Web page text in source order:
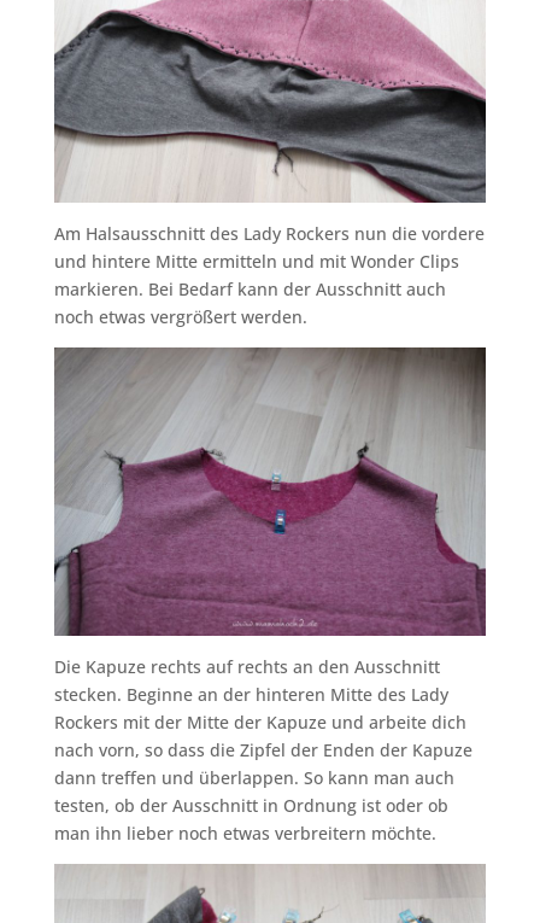
Am Halsausschnitt des Lady Rockers nun die vordere
und hintere Mitte ermitteln und mit Wonder Clips
markieren. Bei Bedarf kann der Ausschnitt auch
noch etwas vergrößert werden.
Die Kapuze rechts auf rechts an den Ausschnitt
stecken. Beginne an der hinteren Mitte des Lady
Rockers mit der Mitte der Kapuze und arbeite dich
nach vorn, so dass die Zipfel der Enden der Kapuze
dann treffen und überlappen. So kann man auch
testen, ob der Ausschnitt in Ordnung ist oder ob
man ihn lieber noch etwas verbreitern möchte.